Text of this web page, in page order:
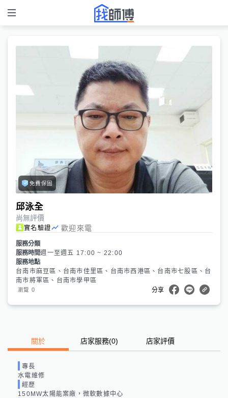
免費保固
邱泳全
尚無評價
實名驗證 歡迎來電
服務分類
服務時間週一至週五 17:00 ~ 22:00
服務地點
台南市麻豆區、台南市佳里區、台南市西港區、台南市七股區、台
南市將軍區、台南市學甲區
瀏覽 0 分享
關於 店家服務(0) 店家評價
專長
水電維修
經歷
150MW太陽能案廠，微軟數據中心